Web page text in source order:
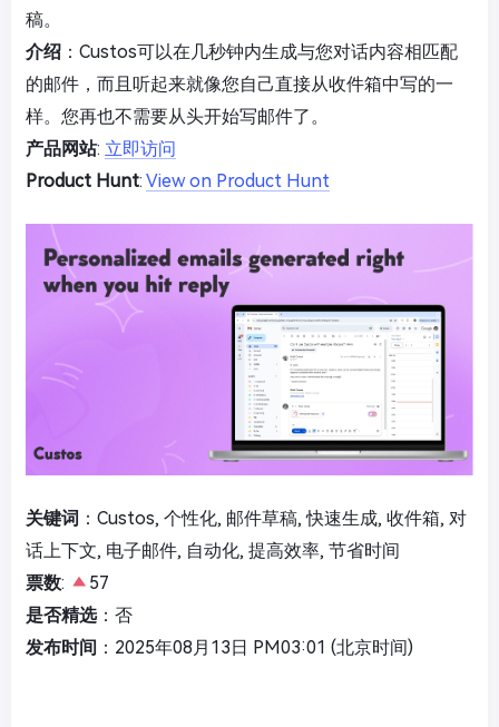
稿。
介绍 ：Custos可以在几秒钟内生成与您对话内容相匹配
的邮件，而且听起来就像您自己直接从收件箱中写的一
样。您再也不需要从头开始写邮件了。
产品网站: 立即访问
Product Hunt: View on Product Hunt
关键词 ：Custos, 个性化, 邮件草稿, 快速生成, 收件箱, 对
话上下文, 电子邮件, 自动化, 提高效率, 节省时间
票数:
57
是否精选：否
发布时间 ：2025年08月13日 PM03:01 (北京时间)